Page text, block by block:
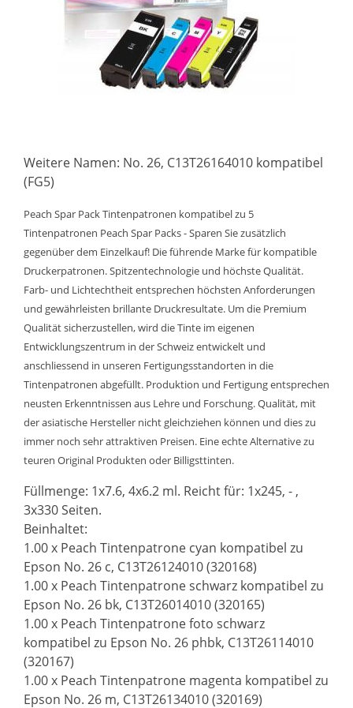
Weitere Namen: No. 26, C13T26164010 kompatibel
(FG5)
Peach Spar Pack Tintenpatronen kompatibel zu 5
Tintenpatronen Peach Spar Packs - Sparen Sie zusätzlich
gegenüber dem Einzelkauf! Die führende Marke für kompatible
Druckerpatronen. Spitzentechnologie und höchste Qualität.
Farb- und Lichtechtheit entsprechen höchsten Anforderungen
und gewährleisten brillante Druckresultate. Um die Premium
Qualität sicherzustellen, wird die Tinte im eigenen
Entwicklungszentrum in der Schweiz entwickelt und
anschliessend in unseren Fertigungsstandorten in die
Tintenpatronen abgefüllt. Produktion und Fertigung entsprechen
neusten Erkenntnissen aus Lehre und Forschung. Qualität, mit
der asiatische Hersteller nicht gleichziehen können und dies zu
immer noch sehr attraktiven Preisen. Eine echte Alternative zu
teuren Original Produkten oder Billigsttinten.
Füllmenge: 1x7.6, 4x6.2 ml. Reicht für: 1x245, - ,
3x330 Seiten.
Beinhaltet:
1.00 x Peach Tintenpatrone cyan kompatibel zu
Epson No. 26 c, C13T26124010 (320168)
1.00 x Peach Tintenpatrone schwarz kompatibel zu
Epson No. 26 bk, C13T26014010 (320165)
1.00 x Peach Tintenpatrone foto schwarz
kompatibel zu Epson No. 26 phbk, C13T26114010
(320167)
1.00 x Peach Tintenpatrone magenta kompatibel zu
Epson No. 26 m, C13T26134010 (320169)